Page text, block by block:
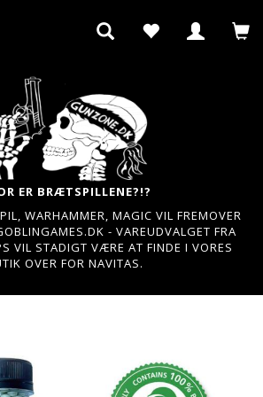
ER BRÆTSPILLENE?!?
WARHAMMER, MAGIC VIL FREMOVER
- VAREUDVALGET FRA
VIL STADIGT VÆRE AT FINDE I VORES
OVER FOR NAVITAS.